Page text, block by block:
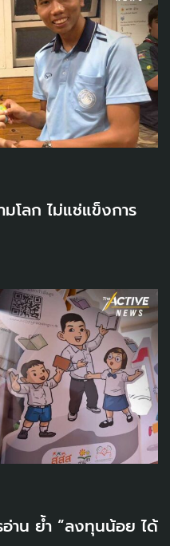
โลก ไม่แช่แข็งการ
อ่าน ย้ำ “ลงทุนน้อย ได้